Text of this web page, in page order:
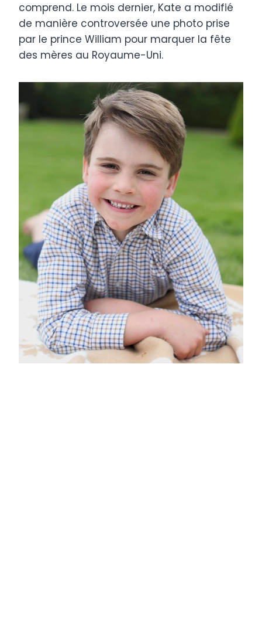
comprend. Le mois dernier, Kate a modifié
de manière controversée une photo prise
par le prince William pour marquer la fête
des mères au Royaume-Uni.